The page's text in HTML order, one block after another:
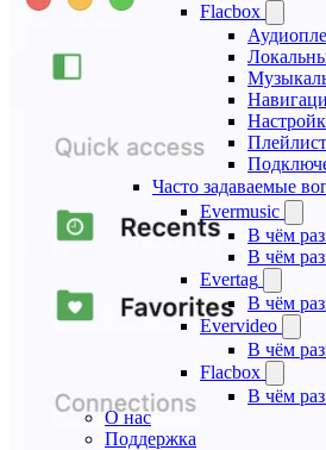
Flacbox
Часто задаваемые
Evermusic
В чём
В чём
Evertag
В чём
Evervideo
В чём
Flacbox
В чём
О нас
Поддержка